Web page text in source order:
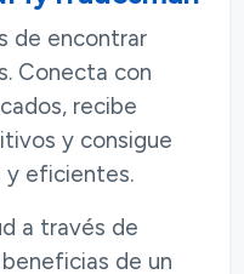
de encontrar
Conecta con
recibe
y consigue
y eficientes.
a través de
de un